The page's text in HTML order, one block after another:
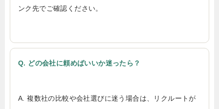
ンク先でご確認ください。
Q. どの会社に頼めばいいか迷ったら？
A. 複数社の比較や会社選びに迷う場合は、リクルートが